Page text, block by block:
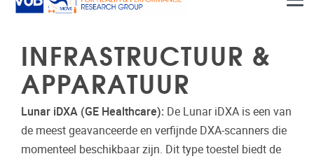
INFRASTRUCTUUR &
APPARATUUR
Lunar iDXA (GE Healthcare): De Lunar iDXA is een van
de meest geavanceerde en verfijnde DXA-scanners die
momenteel beschikbaar zijn. Dit type toestel biedt de